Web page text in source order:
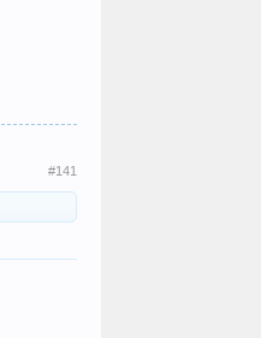
#141